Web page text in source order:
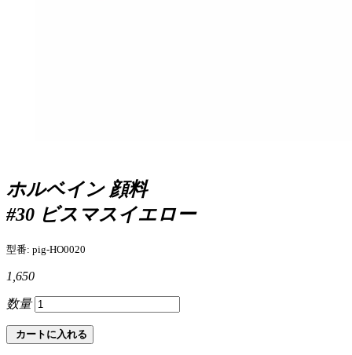
ホルベイン 顔料
#30 ビスマスイエロー
型番: pig-HO0020
1,650
数量
カートに入れる